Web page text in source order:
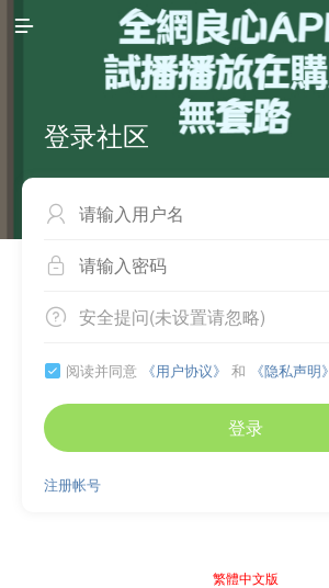

登录社区


 安全提问(未设置请忽略)
 阅读并同意 《用户协议》 和 《隐私声明》
登录
注册帐号
繁體中文版